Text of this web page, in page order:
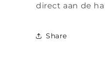
direct aan de
Share